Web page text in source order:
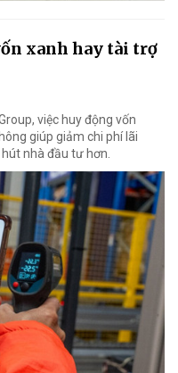
xanh hay tài trợ
việc huy động vốn
giúp giảm chi phí lãi
nhà đầu tư hơn.